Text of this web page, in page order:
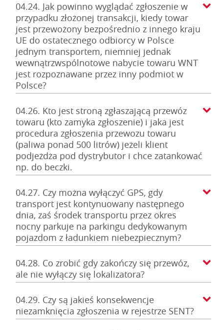
04.24. Jak powinno wyglądać zgłoszenie w
przypadku złożonej transakcji, kiedy towar
jest przewożony bezpośrednio z innego kraju
UE do ostatecznego odbiorcy w Polsce
jednym transportem, niemniej jednak
wewnątrzwspólnotowe nabycie towaru WNT
jest rozpoznawane przez inny podmiot w
Polsce?
04.26. Kto jest stroną zgłaszającą przewóz
towaru (kto zamyka zgłoszenie) i jaka jest
procedura zgłoszenia przewozu towaru
(paliwa ponad 500 litrów) jeżeli klient
podjeżdża pod dystrybutor i chce zatankować
np. do beczki.
04.27. Czy można wyłączyć GPS, gdy
transport jest kontynuowany następnego
dnia, zaś środek transportu przez okres
nocny parkuje na parkingu dedykowanym
pojazdom z ładunkiem niebezpiecznym?
04.28. Co zrobić gdy zakończy się przewóz,
ale nie wyłączy się lokalizatora?
04.29. Czy są jakieś konsekwencje
niezamknięcia zgłoszenia w rejestrze SENT?